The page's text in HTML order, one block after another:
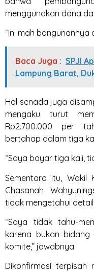
menggunakan dana
“Ini mah bangunannya
Baca Juga : SPJI
Lampung Barat,
Hal senada juga
mengaku turut
Rp2.700.000 per
bertahap dalam tiga
“Saya bayar tiga kali,
Sementara itu, Wakil
Chasanah
tidak mengetahui
“Saya tidak tahu-
karena bukan
komite,” jawabnya.
Dikonfirmasi terpisah